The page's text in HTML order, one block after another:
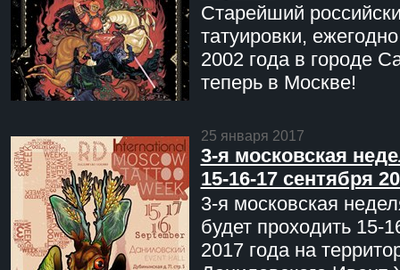
Старейший
татуировки,
2002 года в городе
теперь в Москве!
25 января 2017
3-я московская
15-16-17 сентября
3-я московская
будет проходить 15-
2017 года на